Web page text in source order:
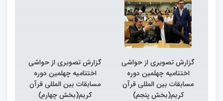
گزارش تصویری از حواشی
اختتامیه چهلمین دوره
مسابقات بین المللی قرآن
کریم(بخش پنجم)
گزارش تصویری از حواشی
اختتامیه چهلمین دوره
مسابقات بین المللی قرآن
کریم(بخش چهارم)